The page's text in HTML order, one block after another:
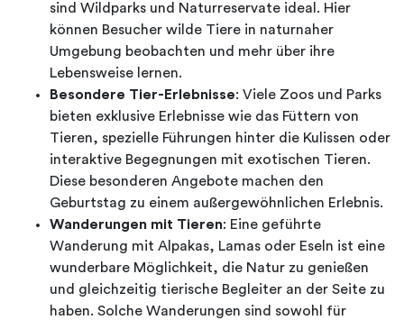
sind Wildparks und Naturreservate ideal. Hier
können Besucher wilde Tiere in naturnaher
Umgebung beobachten und mehr über ihre
Lebensweise lernen.
Besondere Tier-Erlebnisse: Viele Zoos und Parks
bieten exklusive Erlebnisse wie das Füttern von
Tieren, spezielle Führungen hinter die Kulissen oder
interaktive Begegnungen mit exotischen Tieren.
Diese besonderen Angebote machen den
Geburtstag zu einem außergewöhnlichen Erlebnis.
Wanderungen mit Tieren: Eine geführte
Wanderung mit Alpakas, Lamas oder Eseln ist eine
wunderbare Möglichkeit, die Natur zu genießen
und gleichzeitig tierische Begleiter an der Seite zu
haben. Solche Wanderungen sind sowohl für